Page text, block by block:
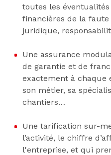
toutes les
financières de la
juridique,
Une assurance
de garantie et de
exactement à chaque
son métier, sa
chantiers…
Une tarification sur-
l’activité, le chiffre
l'entreprise, et qui